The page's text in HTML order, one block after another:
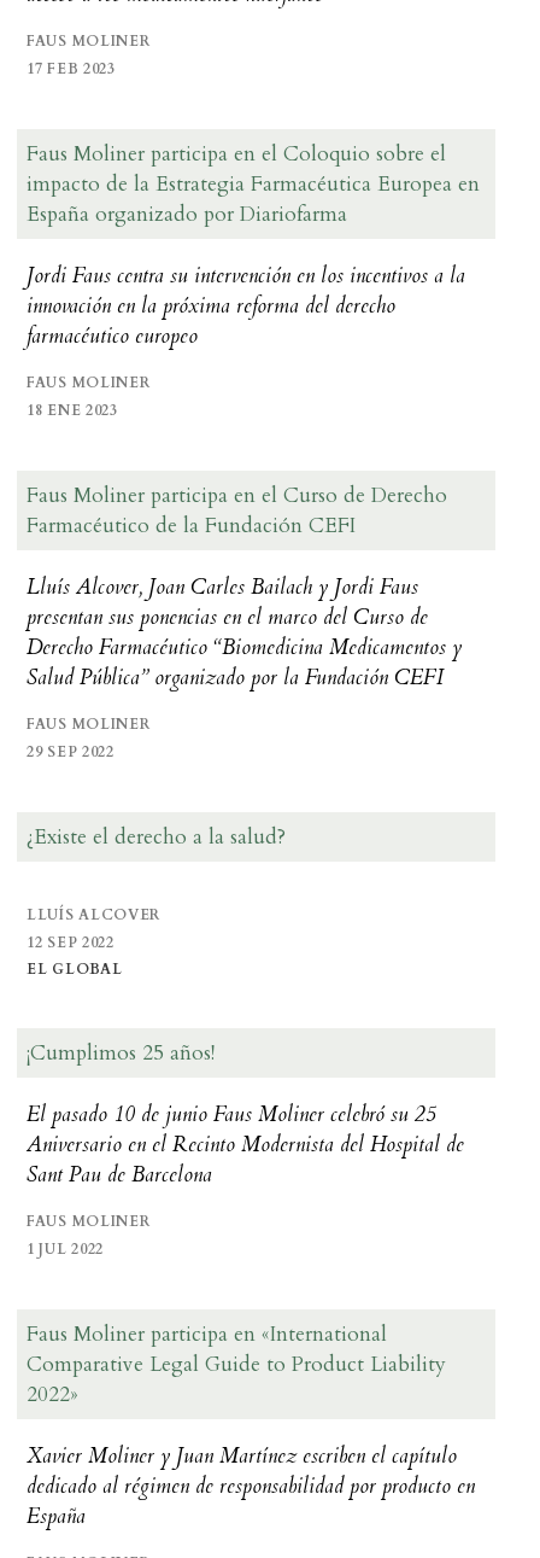
FAUS MOLINER
17 FEB 2023
Faus Moliner participa en el Coloquio sobre el
impacto de la Estrategia Farmacéutica Europea en
España organizado por Diariofarma
Jordi Faus centra su intervención en los incentivos a la
innovación en la próxima reforma del derecho
farmacéutico europeo
FAUS MOLINER
18 ENE 2023
Faus Moliner participa en el Curso de Derecho
Farmacéutico de la Fundación CEFI
Lluís Alcover, Joan Carles Bailach y Jordi Faus
presentan sus ponencias en el marco del Curso de
Derecho Farmacéutico “Biomedicina Medicamentos y
Salud Pública” organizado por la Fundación CEFI
FAUS MOLINER
29 SEP 2022
¿Existe el derecho a la salud?
LLUÍS ALCOVER
12 SEP 2022
EL GLOBAL
¡Cumplimos 25 años!
El pasado 10 de junio Faus Moliner celebró su 25
Aniversario en el Recinto Modernista del Hospital de
Sant Pau de Barcelona
FAUS MOLINER
1 JUL 2022
Faus Moliner participa en «International
Comparative Legal Guide to Product Liability
2022»
Xavier Moliner y Juan Martínez escriben el capítulo
dedicado al régimen de responsabilidad por producto en
España